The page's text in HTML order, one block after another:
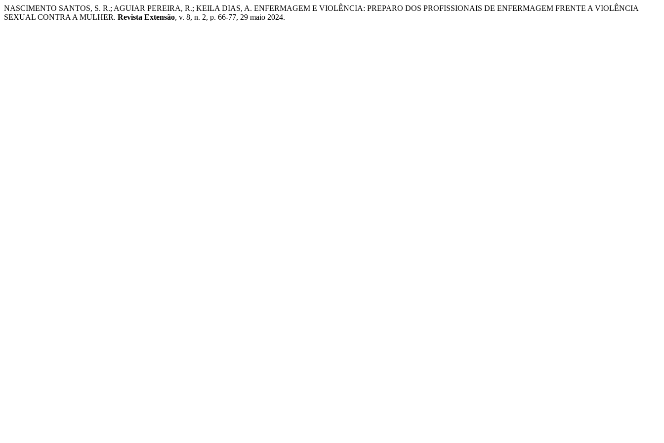
NASCIMENTO SANTOS, S. R.; AGUIAR PEREIRA, R.; KEILA DIAS, A. ENFERMAGEM E VIOLÊNCIA: PREPARO DOS PROFISSIONAIS DE ENFERMAGEM FRENTE A VIOLÊNCIA
SEXUAL CONTRA A MULHER. Revista Extensão, v. 8, n. 2, p. 66-77, 29 maio 2024.